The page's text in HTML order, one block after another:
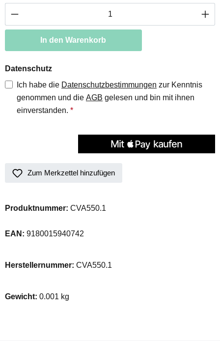
Produkt Anzahl: Gib den gewünschten
In den Warenkorb
Datenschutz
Ich habe die Datenschutzbestimmungen zur Kenntnis
genommen und die AGB gelesen und bin mit ihnen
einverstanden. *
Zum Merkzettel hinzufügen
Produktnummer: CVA550.1
EAN: 9180015940742
Herstellernummer: CVA550.1
Gewicht: 0.001 kg